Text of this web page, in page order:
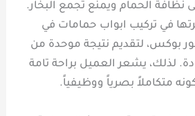
نظافة الحمام ويمنع تجمع البخار.
في تركيب ابواب حمامات في
بوكس، لتقديم نتيجة موحدة من
لذلك، يشعر العميل براحة تامة
متكاملاً بصرياً ووظيفياً.